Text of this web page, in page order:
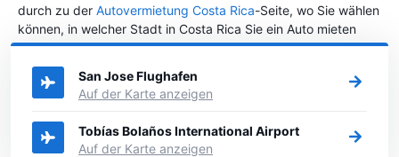
durch zu der Autovermietung Costa Rica-Seite, wo Sie wählen
können, in welcher Stadt in Costa Rica Sie ein Auto mieten
möchten.
San Jose Flughafen
Auf der Karte anzeigen
Tobías Bolaños International Airport
Auf der Karte anzeigen